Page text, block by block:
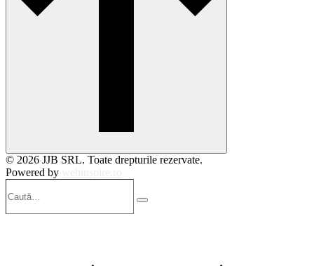
© 2026 JJB SRL. Toate drepturile rezervate.
Powered by
Search